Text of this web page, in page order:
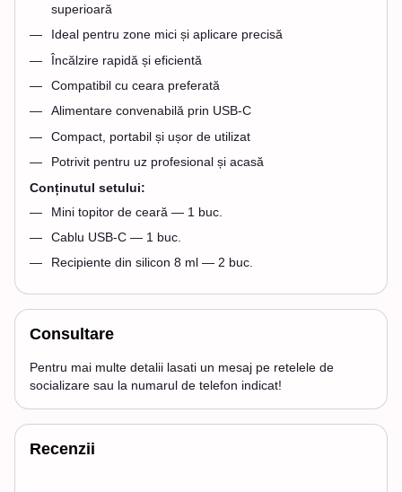
superioară
Ideal pentru zone mici și aplicare precisă
Încălzire rapidă și eficientă
Compatibil cu ceara preferată
Alimentare convenabilă prin USB-C
Compact, portabil și ușor de utilizat
Potrivit pentru uz profesional și acasă
Conținutul setului:
Mini topitor de ceară — 1 buc.
Cablu USB-C — 1 buc.
Recipiente din silicon 8 ml — 2 buc.
Consultare
Pentru mai multe detalii lasati un mesaj pe retelele de
socializare sau la numarul de telefon indicat!
Recenzii